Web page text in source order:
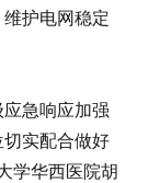
护电网稳定
急响应加强
实配合做好
学华西医院胡